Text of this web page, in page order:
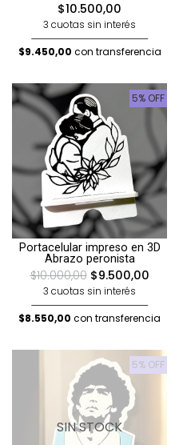
$10.500,00
3 cuotas sin interés
$9.450,00 con transferencia
5% OFF
Portacelular impreso en 3D
Abrazo peronista
$10.000,00$9.500,00
3 cuotas sin interés
$8.550,00 con transferencia
5% OFF
SIN STOCK